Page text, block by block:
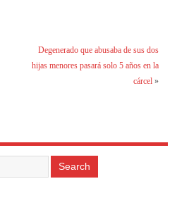
Degenerado que abusaba de sus dos
hijas menores pasará solo 5 años en la
cárcel»